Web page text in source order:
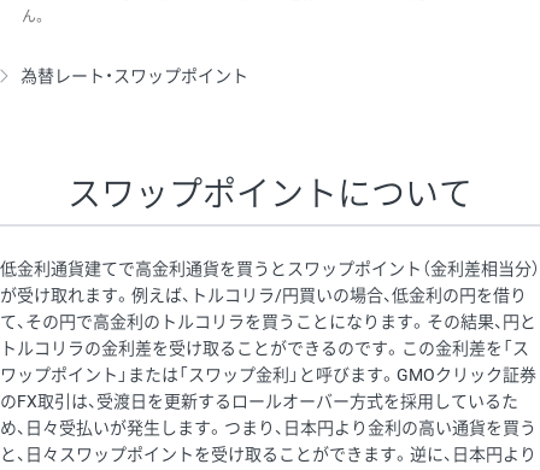
ん。
為替レート・スワップポイント
スワップポイントについて
低金利通貨建てで高金利通貨を買うとスワップポイント（金利差相当分）
が受け取れます。例えば、トルコリラ/円買いの場合、低金利の円を借り
て、その円で高金利のトルコリラを買うことになります。その結果、円と
トルコリラの金利差を受け取ることができるのです。この金利差を「ス
ワップポイント」または「スワップ金利」と呼びます。GMOクリック証券
のFX取引は、受渡日を更新するロールオーバー方式を採用しているた
め、日々受払いが発生します。つまり、日本円より金利の高い通貨を買う
と、日々スワップポイントを受け取ることができます。逆に、日本円より